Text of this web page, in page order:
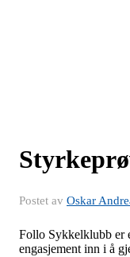
Postet av Oskar
Follo Sykkelklubb er
engasjement inn i å